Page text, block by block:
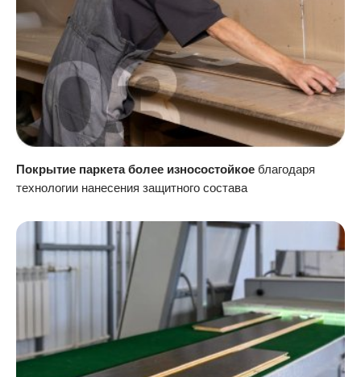
Покрытие паркета более износостойкое благодаря
технологии нанесения защитного состава